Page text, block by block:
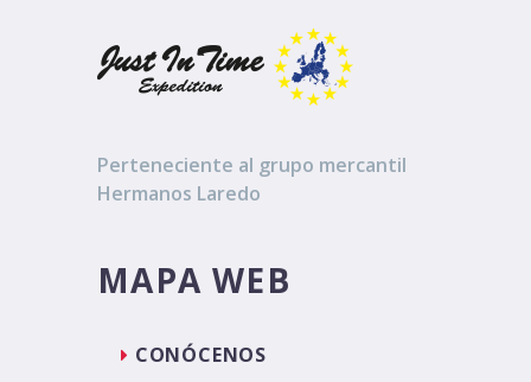
Perteneciente al grupo mercantil
Hermanos Laredo
MAPA WEB
CONÓCENOS